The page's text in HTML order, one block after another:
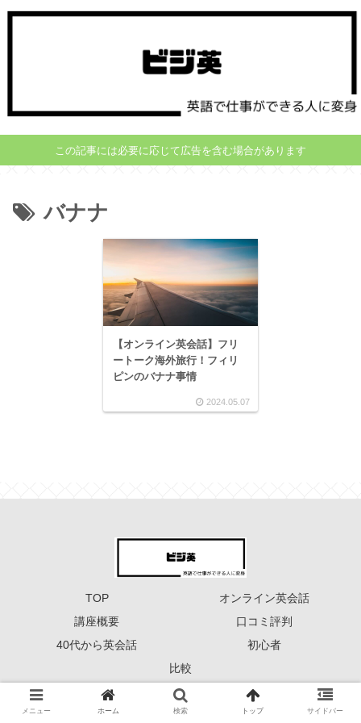
この記事には必要に応じて広告を含む場合があります
バナナ
【オンライン英会話】フリ
ートーク海外旅行！フィリ
ピンのバナナ事情
2024.05.07
TOP
オンライン英会話
講座概要
口コミ評判
40代から英会話
初心者
比較
Copyright © 2023 ーーー ビジ英 ーーー All Rights Reserved.
メニュー ホーム 検索 トップ サイドバー